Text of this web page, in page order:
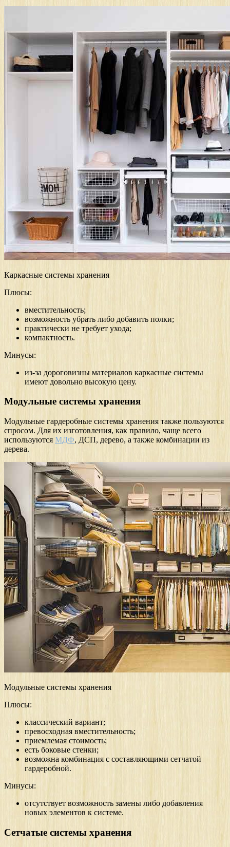
Каркасные системы хранения
Плюсы:
вместительность;
возможность убрать либо добавить полки;
практически не требует ухода;
компактность.
Минусы:
из-за дороговизны материалов каркасные системы
имеют довольно высокую цену.
Модульные системы хранения
Модульные гардеробные системы хранения также пользуются
спросом. Для их изготовления, как правило, чаще всего
используются МДФ, ДСП, дерево, а также комбинации из
дерева.
Модульные системы хранения
Плюсы:
классический вариант;
превосходная вместительность;
приемлемая стоимость;
есть боковые стенки;
возможна комбинация с составляющими сетчатой
гардеробной.
Минусы:
отсутствует возможность замены либо добавления
новых элементов к системе.
Сетчатые системы хранения